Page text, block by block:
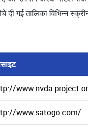
तालिका विभिन्न
www.nvda-
www.satogo.com/